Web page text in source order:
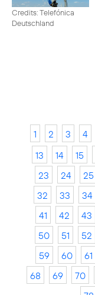
Credits: Telefónica
Deutschland
1 2 3 4
13
14 15
23
24 25
32
33 34
41
42 43
50
51 52
59
60 61
68
69 70